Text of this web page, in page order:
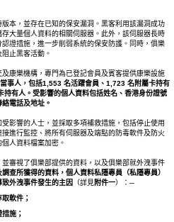
本，並存在已知的保安漏洞。黑客利用該漏洞成功
大量個人資料的相關伺服器。此外，該伺服器長時
證措施，進一步削弱系統的保安防護。同時，俱樂
止黑客活動。
康樂機構，專門為已登記會員及賓客提供康樂設施
事人，包括1,553 名活躍會員、 1,723 名附屬卡持有
持有人。受影響的個人資料包括姓名、香港身份證號
電話及地址。
影響的人士，並採取多項補救措施，包括停止使用
進行監控、將所有伺服器及端點的防毒軟件及防火
人資料檔案加密。
審視了俱樂部提供的資料，以及俱樂部就外洩事件
查所獲得的資料，個人資料私隱專員（私隱專員）
致外洩事件發生的主因 （詳見附件一）：─
軟件；
措施；